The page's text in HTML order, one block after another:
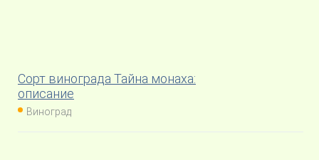
Сорт винограда Тайна монаха:
описание
Виноград